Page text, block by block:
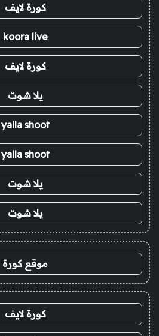
كورة لايف
koora live
كورة لايف
يلا شوت
yalla shoot
yalla shoot
يلا شوت
يلا شوت
موقع كورة
كورة لايف